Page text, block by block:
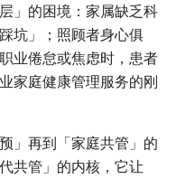
」的困境：家属缺乏科
坑」；照顾者身心俱
业倦怠或焦虑时，患者
家庭健康管理服务的刚
」再到「家庭共管」的
共管」的内核，它让